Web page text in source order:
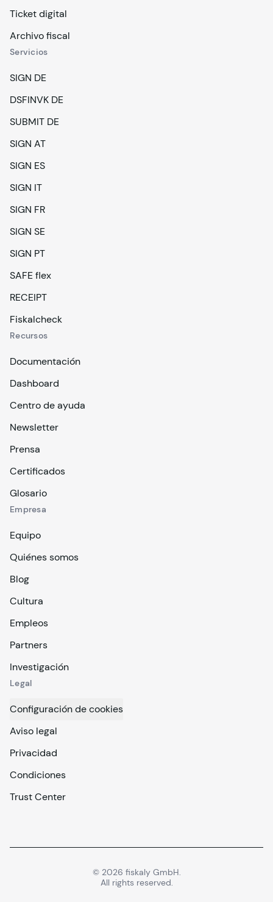
Ticket digital
Archivo fiscal
Servicios
SIGN DE
DSFINVK DE
SUBMIT DE
SIGN AT
SIGN ES
SIGN IT
SIGN FR
SIGN SE
SIGN PT
SAFE flex
RECEIPT
Fiskalcheck
Recursos
Documentación
Dashboard
Centro de ayuda
Newsletter
Prensa
Certificados
Glosario
Empresa
Equipo
Quiénes somos
Blog
Cultura
Empleos
Partners
Investigación
Legal
Configuración de cookies
Aviso legal
Privacidad
Condiciones
Trust Center
© 2026 fiskaly GmbH.
All rights reserved.